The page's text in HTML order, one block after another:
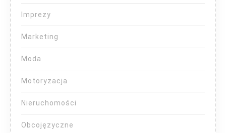
Imprezy
Marketing
Moda
Motoryzacja
Nieruchomości
Obcojęzyczne